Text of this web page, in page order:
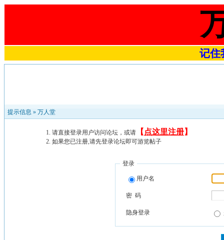
记住
提示信息 » 万人堂
请直接登录用户访问论坛，或请 【 点这里注册】
如果您已注册,请先登录论坛即可游览帖子
登录
用户名
密 码
隐身登录